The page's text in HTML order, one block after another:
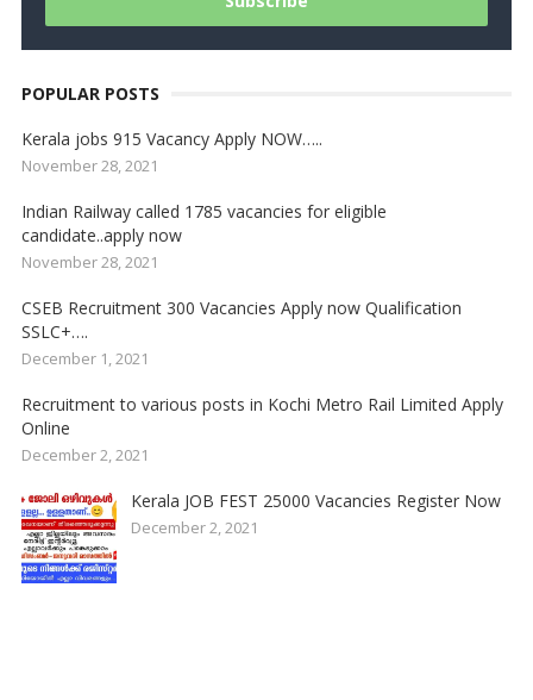
POPULAR POSTS
Kerala jobs 915 Vacancy Apply NOW…..
November 28, 2021
Indian Railway called 1785 vacancies for eligible
candidate..apply now
November 28, 2021
CSEB Recruitment 300 Vacancies Apply now Qualification
SSLC+….
December 1, 2021
Recruitment to various posts in Kochi Metro Rail Limited Apply
Online
December 2, 2021
Kerala JOB FEST 25000 Vacancies Register Now
December 2, 2021